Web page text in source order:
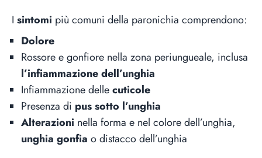
I sintomi più comuni della paronichia comprendono:
Dolore
Rossore e gonfiore nella zona periungueale, inclusa
l’infiammazione dell’unghia
Infiammazione dellecuticole
Presenza di pus sotto l’unghia
Alterazioni nella forma e nel colore dell’unghia,
unghia gonfia o distacco dell’unghia